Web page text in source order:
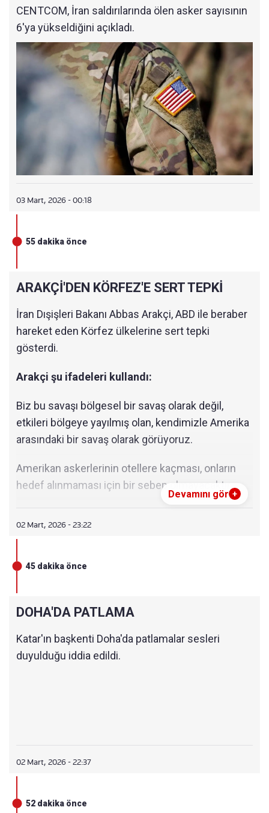
SÜRDÜ
04:15
FRANSA, İNGİLTERE VE ALMANYA'DAN ORTA
K BİLDİRİ
04:10 TRUMP: SALDIRILAR 4 HAFTA SÜRECEK
TEL AVİV'DE HASAR BÜYÜK
00:01 GERİLİM TIRMANDI, İSRAİL'E BOMBA YAĞDI
CENTCOM, İran saldırılarında ölen asker sayısının
6'ya yükseldiğini açıkladı.
03 Mart, 2026 - 00:18
55 dakika önce
ARAKÇİ'DEN KÖRFEZ'E SERT TEPKİ
İran Dışişleri Bakanı Abbas Arakçi, ABD ile beraber
hareket eden Körfez ülkelerine sert tepki
gösterdi.
Arakçi şu ifadeleri kullandı:
Biz bu savaşı bölgesel bir savaş olarak değil,
etkileri bölgeye yayılmış olan, kendimizle Amerika
arasındaki bir savaş olarak görüyoruz.
Amerikan askerlerinin otellere kaçması, onların
hedef alınmaması için bir sebep olmayacaktır.
söylemişlerdi.
O halde bugün hedef alınan bu 3 savaş uçağının
3 Amerikan savaş uçağının Kuveyt hava
olsa bile, Kuveyt hükümeti Amerikan savaş
uçaklarının orada ne aradığını açıklamak
Devamını gör +
02 Mart, 2026 - 23:22
45 dakika önce
DOHA'DA PATLAMA
Katar'ın başkenti Doha'da patlamalar sesleri
duyulduğu iddia edildi.
02 Mart, 2026 - 22:37
52 dakika önce